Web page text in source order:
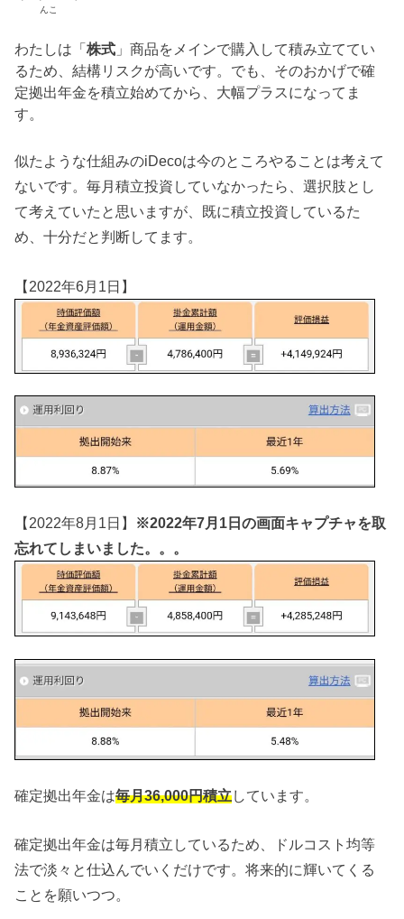
んこ
わたしは「株式 」商品をメインで購入して積み立ててい
るため、結構リスクが高いです。でも、そのおかげで確
定拠出年金を積立始めてから、大幅プラスになってま
す。
似たような仕組みのiDecoは今のところやることは考えて
ないです。毎月積立投資していなかったら、選択肢とし
て考えていたと思いますが、既に積立投資しているた
め、十分だと判断してます。
【2022年6月1日】
【2022年8月1日】 ※2022年7月1日の画面キャプチャを取
忘れてしまいました。。。
確定拠出年金は毎月36,000円積立しています。
確定拠出年金は毎月積立しているため、ドルコスト均等
法で淡々と仕込んでいくだけです。将来的に輝いてくる
ことを願いつつ。